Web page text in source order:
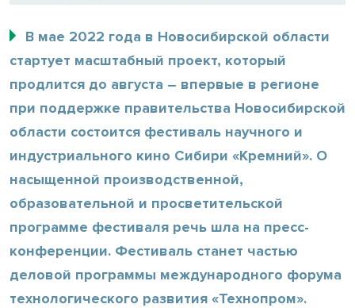
В мае 2022 года в Новосибирской области
стартует масштабный проект, который
продлится до августа – впервые в регионе
при поддержке правительства Новосибирской
области состоится фестиваль научного и
индустриального кино Сибири «Кремний». О
насыщенной производственной,
образовательной и просветительской
программе фестиваля речь шла на пресс-
конференции. Фестиваль станет частью
деловой программы международного форума
технологического развития «Технопром».